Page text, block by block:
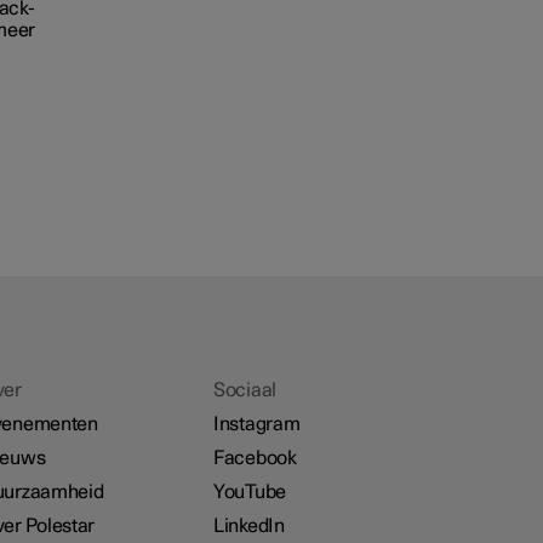
Polestar
Sociaal
Instagram
Facebook
YouTube
LinkedIn